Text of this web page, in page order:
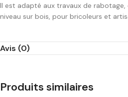
Il est adapté aux travaux de rabotage,
niveau sur bois, pour bricoleurs et
Avis (0)
Produits similaires